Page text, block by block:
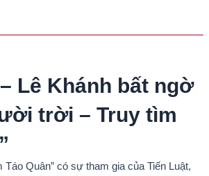
Lê Khánh bất ngờ
trời – Truy tìm
Quân” có sự tham gia của Tiến Luật,